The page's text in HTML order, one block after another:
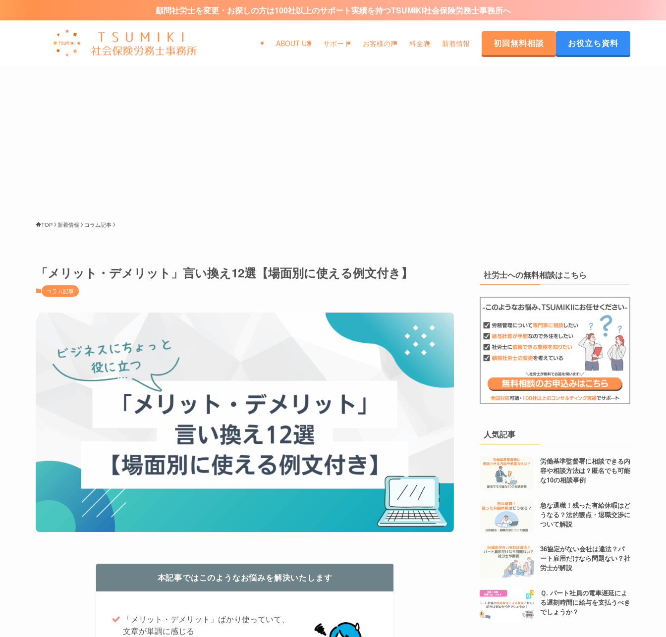
顧問社労士を変更・お探しの方は100社以上のサポート実績を持つTSUMIKI社会保険労務士事務所へ
ABOUT US サポート お客様の声 料金表 新着情報 初回無料相談 お役立ち資料
TOP 新着情報 コラム記事
「メリット・デメリット」言い換え12選【場面別に使える例文付き】
コラム記事
本記事ではこのようなお悩みを解決いたします
「メリット・デメリット」ばかり使っていて、
文章が単調に感じる
社労士への無料相談はこちら
人気記事
労働基準監督署に相談できる内
容や相談方法は？匿名でも可能
な10の相談事例
急な退職！残った有給休暇はど
うなる？法的観点・退職交渉に
ついて解説
36協定がない会社は違法？パ
ート雇用だけなら問題ない？社
労士が解説
Ｑ. パート社員の電車遅延によ
る遅刻時間に給与を支払うべき
でしょうか？